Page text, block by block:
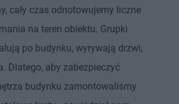
cały czas odnotowujemy liczne
na teren obiektu. Grupki
po budynku, wyrywają drzwi,
Dlatego, aby zabezpieczyć
budynku zamontowaliśmy